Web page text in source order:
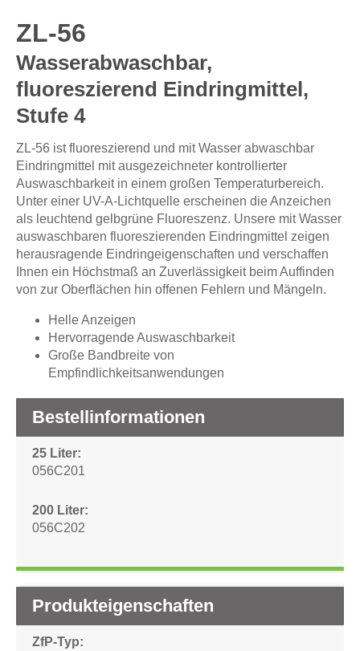
ZL-56
Wasserabwaschbar,
fluoreszierend Eindringmittel,
Stufe 4
ZL-56 ist fluoreszierend und mit Wasser abwaschbar
Eindringmittel mit ausgezeichneter kontrollierter
Auswaschbarkeit in einem großen Temperaturbereich.
Unter einer UV-A-Lichtquelle erscheinen die Anzeichen
als leuchtend gelbgrüne Fluoreszenz. Unsere mit Wasser
auswaschbaren fluoreszierenden Eindringmittel zeigen
herausragende Eindringeigenschaften und verschaffen
Ihnen ein Höchstmaß an Zuverlässigkeit beim Auffinden
von zur Oberflächen hin offenen Fehlern und Mängeln.
Helle Anzeigen
Hervorragende Auswaschbarkeit
Große Bandbreite von
Empfindlichkeitsanwendungen
Bestellinformationen
25 Liter
056C201
200 Liter
056C202
Produkteigenschaften
ZfP-Typ